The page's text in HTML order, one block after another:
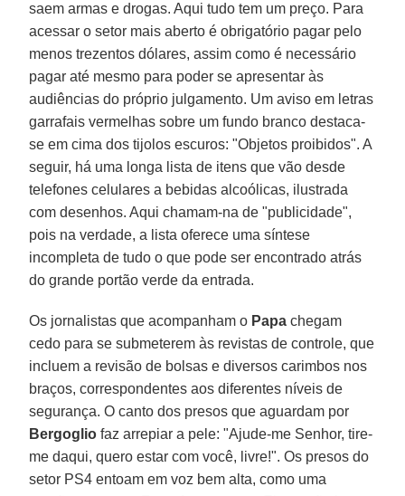
saem armas e drogas. Aqui tudo tem um preço. Para
acessar o setor mais aberto é obrigatório pagar pelo
menos trezentos dólares, assim como é necessário
pagar até mesmo para poder se apresentar às
audiências do próprio julgamento. Um aviso em letras
garrafais vermelhas sobre um fundo branco destaca-
se em cima dos tijolos escuros: "Objetos proibidos". A
seguir, há uma longa lista de itens que vão desde
telefones celulares a bebidas alcoólicas, ilustrada
com desenhos. Aqui chamam-na de "publicidade",
pois na verdade, a lista oferece uma síntese
incompleta de tudo o que pode ser encontrado atrás
do grande portão verde da entrada.
Os jornalistas que acompanham o Papa chegam
cedo para se submeterem às revistas de controle, que
incluem a revisão de bolsas e diversos carimbos nos
braços, correspondentes aos diferentes níveis de
segurança. O canto dos presos que aguardam por
Bergoglio faz arrepiar a pele: "Ajude-me Senhor, tire-
me daqui, quero estar com você, livre!". Os presos do
setor PS4 entoam em voz bem alta, como uma